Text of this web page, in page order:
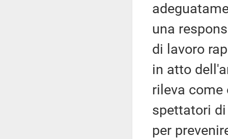
una
di lavoro
in atto
rileva come
spettatori
per